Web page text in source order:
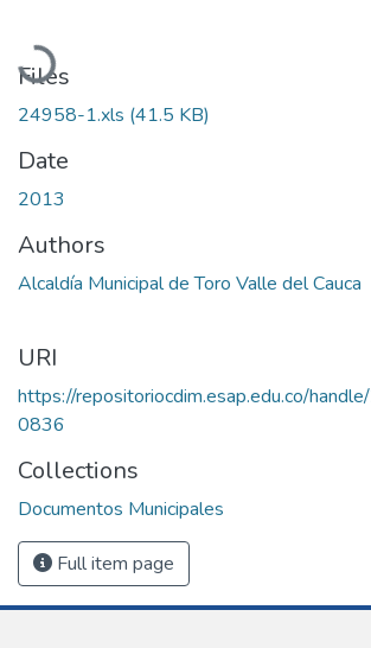
Loading...
Files
24958-1.xls (41.5 KB)
Date
2013
Authors
Alcaldía Municipal de Toro Valle del Cauca
URI
https://repositoriocdim.esap.edu.co/
0836
Collections
Documentos Municipales
Full item page